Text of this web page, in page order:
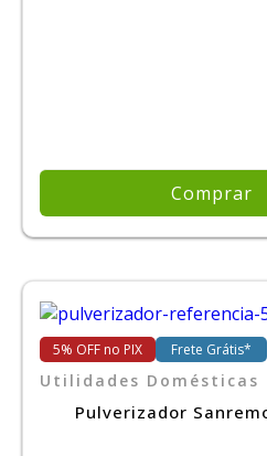
Comprar
5% OFF no PIX Frete Grátis*
Utilidades Domésticas
Pulverizador